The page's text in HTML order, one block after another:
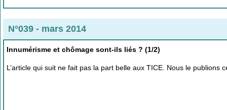
N°039 - mars 2014
Innumérisme et chômage sont-ils liés ? (1/2)
L’article qui suit ne fait pas la part belle aux TICE. Nous le